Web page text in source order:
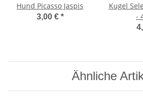
Hund Picasso Jaspis
3,00 € *
Kugel
-
Ähnliche